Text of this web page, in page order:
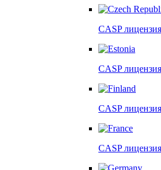
CASP
CASP
CASP
CASP